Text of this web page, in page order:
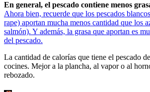
En general, el pescado contiene menos
Ahora bien, recuerde que los pescados
rape) aportan mucha menos cantidad que los
salmón). Y además, la grasa que aportan es
del pescado.
La cantidad de calorías que tiene el pescado
cocines. Mejor a la plancha, al vapor o al
rebozado.